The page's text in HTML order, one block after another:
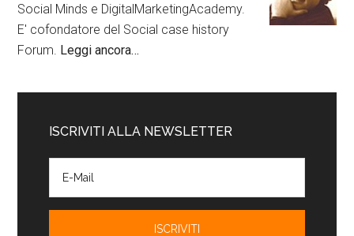
Social Minds e DigitalMarketingAcademy.
E' cofondatore del Social case history
Forum. Leggi ancora…
ISCRIVITI ALLA NEWSLETTER